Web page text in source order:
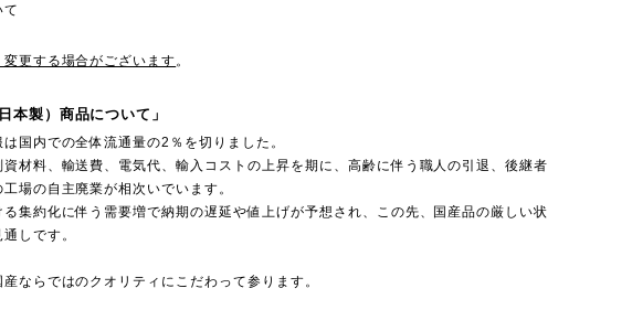
て
更する場合がございます 。
本製）商品について」
国内での全体流通量の2％を切りました。
材料、輸送費、電気代、輸入コストの上昇を期に、高齢に伴う職人の引退、後継者
場の自主廃業が相次いでいます。
集約化に伴う需要増で納期の遅延や値上げが予想され、この先、国産品の厳しい状
しです。
ならではのクオリティにこだわって参ります。